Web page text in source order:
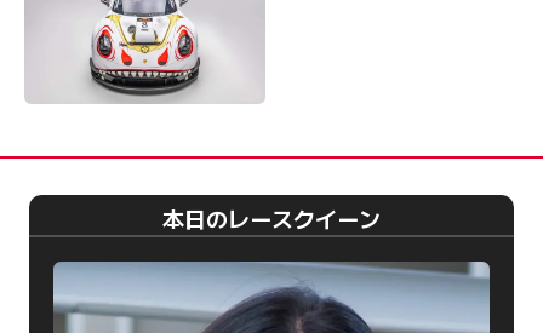
本日のレースクイーン